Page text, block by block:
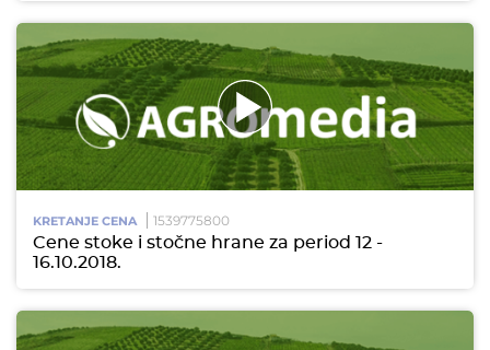
KRETANJE CENA 1539775800
Cene stoke i stočne hrane za period 12 -
16.10.2018.